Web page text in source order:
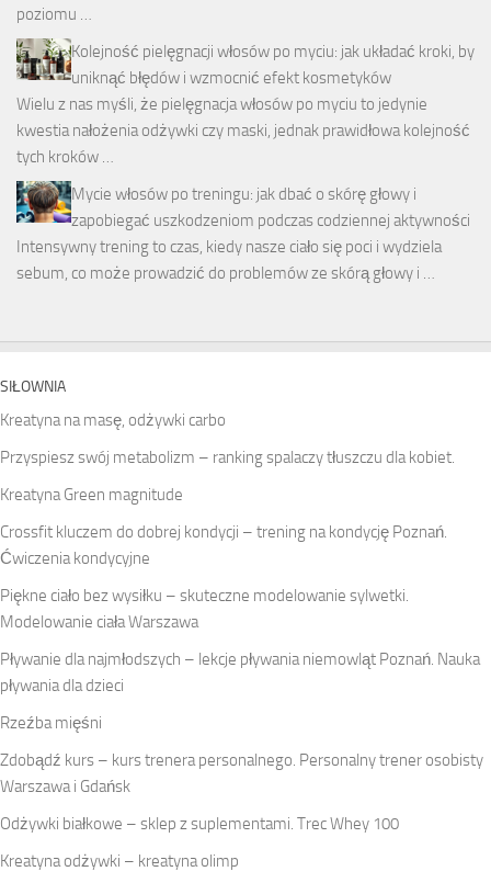
poziomu …
Kolejność pielęgnacji włosów po myciu: jak układać kroki, by
uniknąć błędów i wzmocnić efekt kosmetyków
Wielu z nas myśli, że pielęgnacja włosów po myciu to jedynie
kwestia nałożenia odżywki czy maski, jednak prawidłowa kolejność
tych kroków …
Mycie włosów po treningu: jak dbać o skórę głowy i
zapobiegać uszkodzeniom podczas codziennej aktywności
Intensywny trening to czas, kiedy nasze ciało się poci i wydziela
sebum, co może prowadzić do problemów ze skórą głowy i …
SIŁOWNIA
Kreatyna na masę, odżywki carbo
Przyspiesz swój metabolizm – ranking spalaczy tłuszczu dla kobiet.
Kreatyna Green magnitude
Crossfit kluczem do dobrej kondycji – trening na kondycję Poznań.
Ćwiczenia kondycyjne
Piękne ciało bez wysiłku – skuteczne modelowanie sylwetki.
Modelowanie ciała Warszawa
Pływanie dla najmłodszych – lekcje pływania niemowląt Poznań. Nauka
pływania dla dzieci
Rzeźba mięśni
Zdobądź kurs – kurs trenera personalnego. Personalny trener osobisty
Warszawa i Gdańsk
Odżywki białkowe – sklep z suplementami. Trec Whey 100
Kreatyna odżywki – kreatyna olimp